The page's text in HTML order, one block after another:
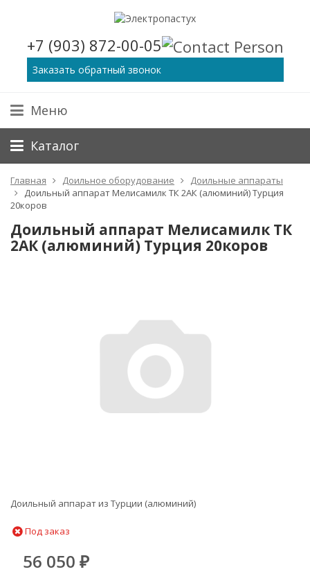
+7 (903) 872-00-05
Заказать обратный звонок
Меню
Каталог
Главная Доильное оборудование
Доильные аппараты
Доильный аппарат Мелисамилк ТК 2АК (алюминий) Турция
20коров
Доильный аппарат Мелисамилк ТК
2АК (алюминий) Турция 20коров
Доильный аппарат из Турции (алюминий)
Под заказ
56 050 ₽